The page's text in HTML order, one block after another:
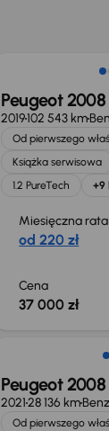
Peugeot 2008
2019102 543 km
Od pierwszego
Książka serwisowa
1.2 PureTech
+9
Miesięczna rata
od 220 zł
Cena
37 000 zł
Peugeot 2008
202128 136 km
Od pierwszego